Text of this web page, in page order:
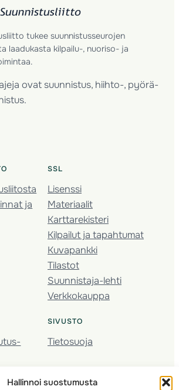
Hallinnoi suostumusta
tukee suunnistusseurojen
laadukasta kilpailu-, nuoriso- ja
ovat suunnistus, hiihto-, pyörä-
ja
SSL
Lisenssi
Materiaalit
Karttarekisteri
Kilpailut ja tapahtumat
Kuvapankki
Tilastot
Suunnistaja-lehti
Verkkokauppa
SIVUSTO
Tietosuoja